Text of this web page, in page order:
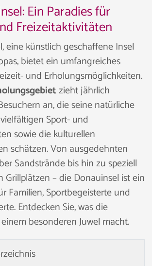
Ein Paradies für
Freizeitaktivitäten
eine künstlich geschaffene Insel
bietet ein umfangreiches
und Erholungsmöglichkeiten.
zieht jährlich
an, die seine natürliche
Sport- und
sowie die kulturellen
schätzen. Von ausgedehnten
Sandstrände bis hin zu speziell
Grillplätzen – die Donauinsel ist ein
Familien, Sportbegeisterte und
Entdecken Sie, was die
besonderen Juwel macht.